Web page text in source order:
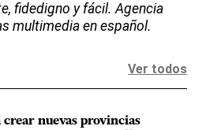
fidedigno y fácil. Agencia
multimedia en español.
Ver todos
crear nuevas provincias